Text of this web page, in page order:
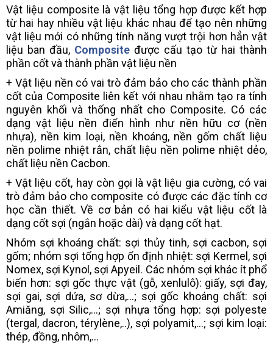
Vật liệu composite là vật liệu tổng hợp được kết hợp
từ hai hay nhiều vật liệu khác nhau để tạo nên những
vật liệu mới có những tính năng vượt trội hơn hẳn vật
liệu ban đầu, Composite được cấu tạo từ hai thành
phần cốt và thành phần vật liệu nền
+ Vật liệu nền có vai trò đảm bảo cho các thành phần
cốt của Composite liên kết với nhau nhằm tạo ra tính
nguyên khối và thống nhất cho Composite. Có các
dạng vật liệu nền điển hình như nền hữu cơ (nền
nhựa), nền kim loại, nền khoáng, nền gốm chất liệu
nền polime nhiệt rắn, chất liệu nền polime nhiệt dẻo,
chất liệu nền Cacbon.
+ Vật liệu cốt, hay còn gọi là vật liệu gia cường, có vai
trò đảm bảo cho composite có được các đặc tính cơ
học cần thiết. Về cơ bản có hai kiểu vật liệu cốt là
dạng cốt sợi (ngắn hoặc dài) và dạng cốt hạt.
Nhóm sợi khoáng chất: sợi thủy tinh, sợi cacbon, sợi
gốm; nhóm sợi tổng hợp ổn định nhiệt: sợi Kermel, sợi
Nomex, sợi Kynol, sợi Apyeil. Các nhóm sợi khác ít phổ
biến hơn: sợi gốc thực vật (gỗ, xenlulô): giấy, sợi đay,
sợi gai, sợi dứa, sơ dừa,...; sợi gốc khoáng chất: sợi
Amiăng, sợi Silic,...; sợi nhựa tổng hợp: sợi polyeste
(tergal, dacron, térylène,..), sợi polyamit,...; sợi kim loại:
thép, đồng, nhôm,...